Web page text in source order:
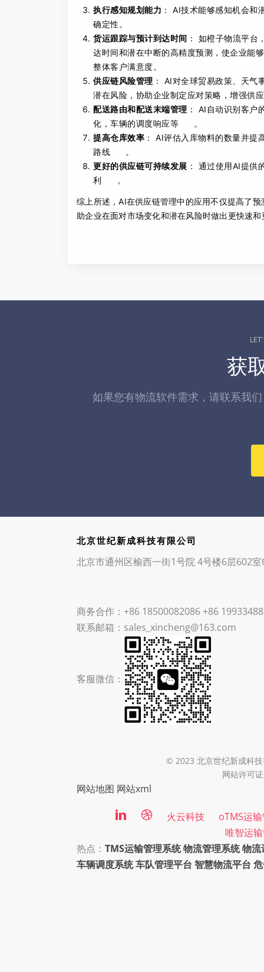
执行感知规划能力 ： AI技术能够感知机会和
确定性。
货运跟踪与预计到达时间 ： 如橙子物流平
达时间和潜在中断的高精度预测，使企业能
整体客户满意度。
供应链风险管理 ： AI对全球贸易政策、天
潜在风险，协助企业制定应对策略，增强供
配送路由和配送末端管理 ： AI自动识别客户
化，车辆的调度响应等
。
提高仓库效率 ： AI评估入库物料的数量并
路线
。
更好的供应链可持续发展 ： 通过使用AI提供
利
。
综上所述，AI在供应链管理中的应用不仅提高了
助企业在面对市场变化和潜在风险时做出更快速
获
如果您有物流软件需求，请联系我
北京世纪新成科技有限公司
北京市通州区榆西一街1号院 4号楼6层602
商务合作：+86 18500082086 +86
联系邮箱：sales_xincheng@163.com
客服微信：
© 2023 北京世纪新成科
网站许可
网站地图 网站xml
火云科技
oTMS运
唯智运
热点： TMS运输管理系统物流管理系统物流
车辆调度系统车队管理平台 智慧物流平台